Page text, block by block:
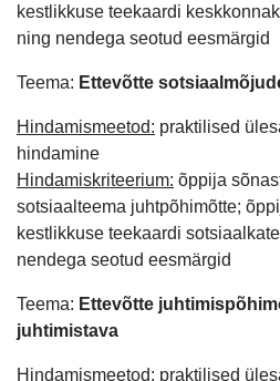
kestlikkuse teekaardi
ning nendega seotud eesmärgid
Teema: Ettevõtte
Hindamismeetod: praktilised
hindamine
Hindamiskriteerium: õppija
sotsiaalteema juhtpõhimõtte;
kestlikkuse teekaardi
nendega seotud eesmärgid
Teema: Ettevõtte
juhtimistava
Hindamismeetod: praktilised